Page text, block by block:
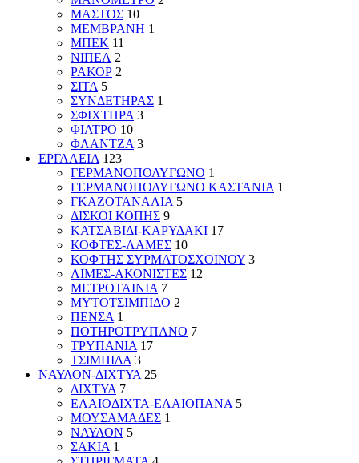
ΜΑΣΤΟΣ 10
ΜΕΜΒΡΑΝΗ 1
ΜΠΕΚ 11
ΝΙΠΕΛ 2
ΡΑΚΟΡ 2
ΣΙΤΑ 5
ΣΥΝΔΕΤΗΡΑΣ 1
ΣΦΙΧΤΗΡΑ 3
ΦΙΛΤΡΟ 10
ΦΛΑΝΤΖΑ 3
ΕΡΓΑΛΕΙΑ 123
ΓΕΡΜΑΝΟΠΟΛΥΓΩΝΟ 1
ΓΕΡΜΑΝΟΠΟΛΥΓΩΝΟ ΚΑΣΤΑΝΙΑ 1
ΓΚΑΖΟΤΑΝΑΛΙΑ 5
ΔΙΣΚΟΙ ΚΟΠΗΣ 9
ΚΑΤΣΑΒΙΔΙ-ΚΑΡΥΔΑΚΙ 17
ΚΟΦΤΕΣ-ΛΑΜΕΣ 10
ΚΟΦΤΗΣ ΣΥΡΜΑΤΟΣΧΟΙΝΟΥ 3
ΛΙΜΕΣ-ΑΚΟΝΙΣΤΕΣ 12
ΜΕΤΡΟΤΑΙΝΙΑ 7
ΜΥΤΟΤΣΙΜΠΙΔΟ 2
ΠΕΝΣΑ 1
ΠΟΤΗΡΟΤΡΥΠΑΝΟ 7
ΤΡΥΠΑΝΙΑ 17
ΤΣΙΜΠΙΔΑ 3
ΝΑΥΛΟΝ-ΔΙΧΤΥΑ 25
ΔΙΧΤΥΑ 7
ΕΛΑΙΟΔΙΧΤΑ-ΕΛΑΙΟΠΑΝΑ 5
ΜΟΥΣΑΜΑΔΕΣ 1
ΝΑΥΛΟΝ 5
ΣΑΚΙΑ 1